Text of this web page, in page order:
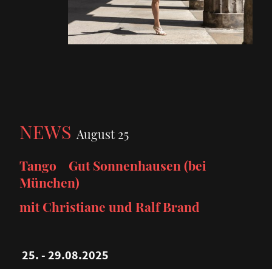
NEWS August 25
Tango Gut Sonnenhausen (bei
München)
mit Christiane und Ralf Brand
25. - 29.08.2025